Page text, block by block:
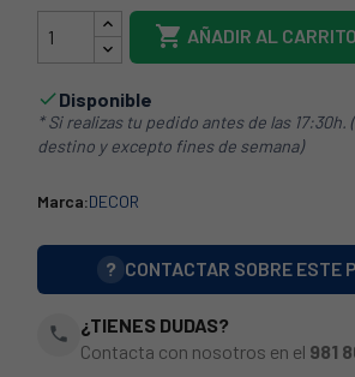
 AÑADIR AL CARRITO
Disponible
* Si realizas tu pedido antes de las
destino y excepto fines de semana)
Marca:DECOR
? CONTACTAR SOBRE ESTE
phone
¿TIENES DUDAS?
Contacta con nosotros en el 981